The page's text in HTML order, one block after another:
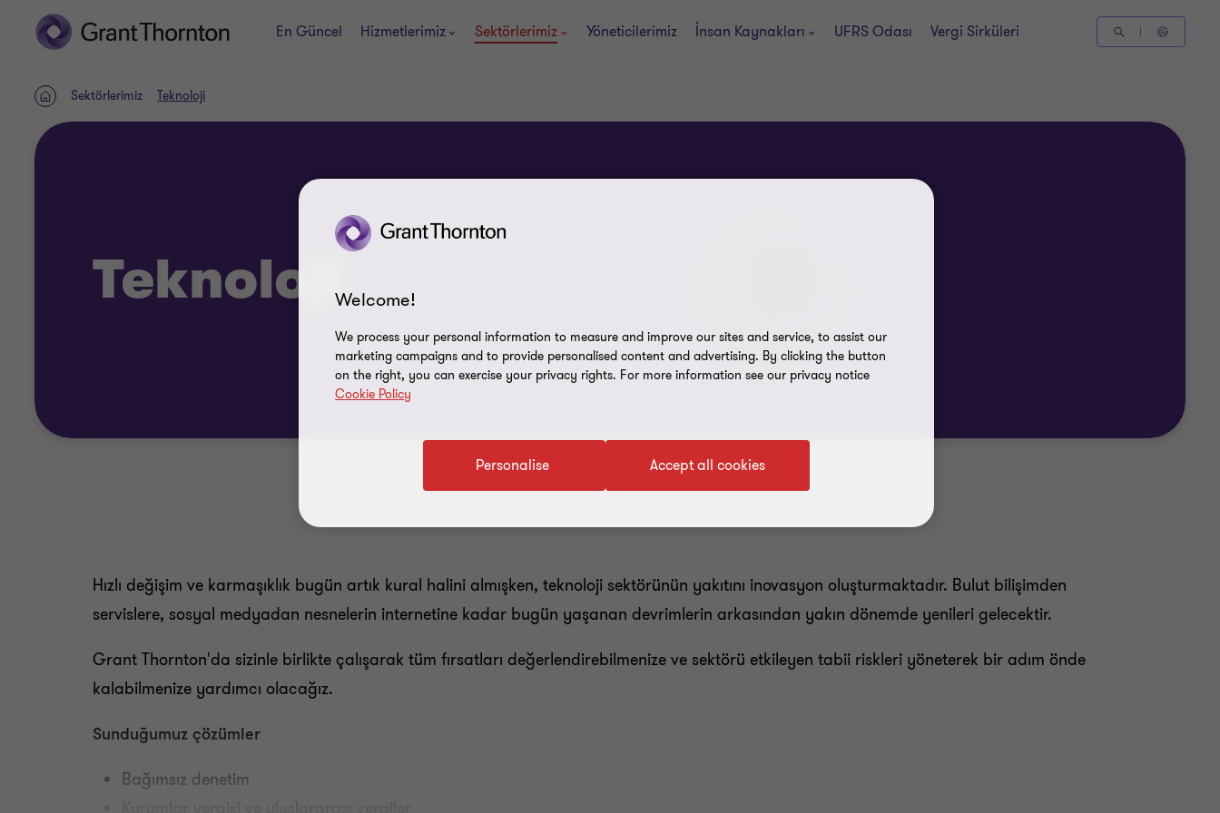
En Güncel Hizmetlerimiz Sektörlerimiz Yöneticilerimiz İnsan Kaynakları UFRS Odası Vergi Sirküleri
HomeSektörlerimiz Teknoloji
Teknoloji
Hızlı değişim ve karmaşıklık bugün artık kural halini almışken, teknoloji sektörünün yakıtını inovasyon oluşturmaktadır. Bulut bilişimden
servislere, sosyal medyadan nesnelerin internetine kadar bugün yaşanan devrimlerin arkasından yakın dönemde yenileri gelecektir.
Grant Thornton'da sizinle birlikte çalışarak tüm fırsatları değerlendirebilmenize ve sektörü etkileyen tabii riskleri yöneterek bir adım önde
kalabilmenize yardımcı olacağız.
Sunduğumuz çözümler
Bağımsız denetim
Welcome!
We process your personal information to measure and improve our sites and service, to assist our
marketing campaigns and to provide personalised content and advertising. By clicking the button
on the right, you can exercise your privacy rights. For more information see our privacy notice
Cookie Policy
Accept all cookies
Personalise